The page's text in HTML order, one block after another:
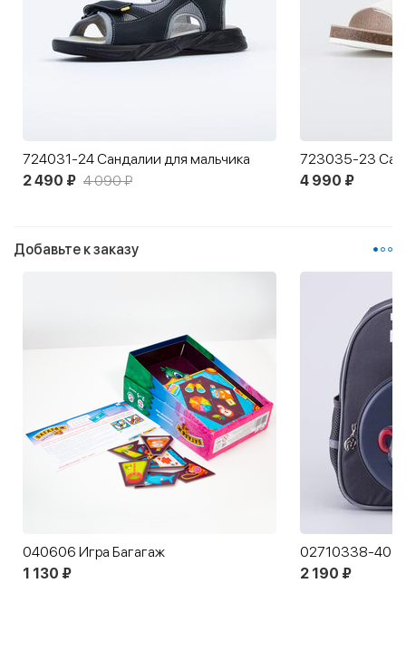
724031-24 Сандалии для мальчика
2 490 ₽ 4 090 ₽ 4 990 ₽
Добавьте к заказу
040606 Игра Багагаж
1 130 ₽
02710338-40
2 190 ₽